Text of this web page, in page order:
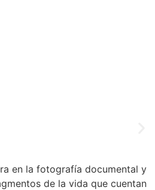
en la fotografía documental y
de la vida que cuentan